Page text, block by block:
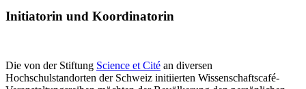
Initiatorin und Koordinatorin
Die von der Stiftung Science et Cité an diversen
Hochschulstandorten der Schweiz initiierten Wissenschaftscafé-